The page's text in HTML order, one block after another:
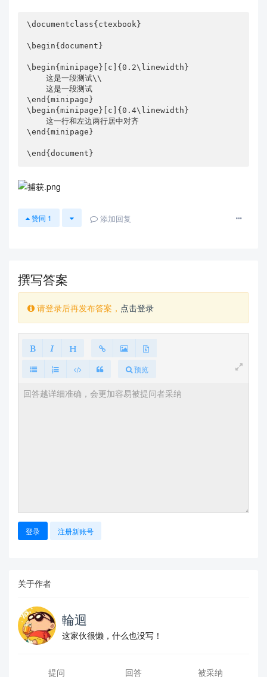
\documentclass{ctexbook}
\begin{document}
\begin{minipage}[c]{0.2\linewidth}
    这是一段测试\\
    这是一段测试
\end{minipage}
\begin{minipage}[c]{0.4\linewidth}
    这一行和左边两行居中对齐
\end{minipage}
\end{document}
赞同 1 添加回复
撰写答案
请登录后再发布答案， 点击登录
预览
登录 注册新账号
关于作者
輪迴
这家伙很懒，什么也没写！
提问 回答 被采纳